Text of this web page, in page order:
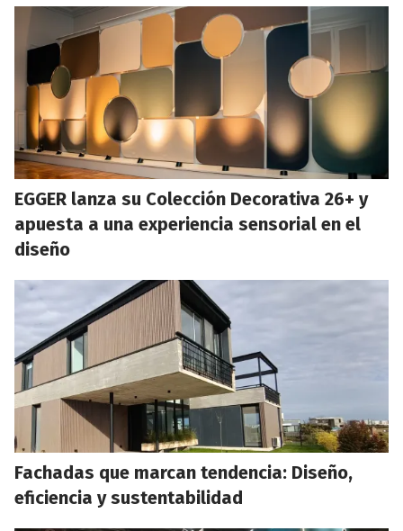
EGGER lanza su Colección Decorativa 26+ y
apuesta a una experiencia sensorial en el
diseño
Fachadas que marcan tendencia: Diseño,
eficiencia y sustentabilidad